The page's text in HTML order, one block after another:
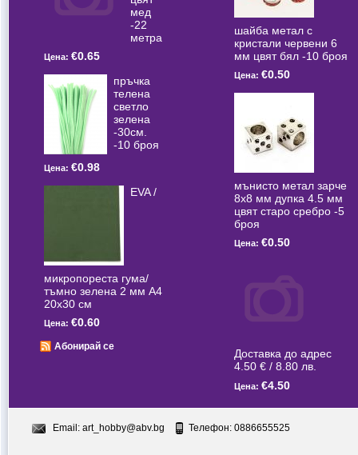
мед
-22
метра
Цена: €0.65
пръчка
телена
светлo
зелена
-30см.
-10 броя
Цена: €0.98
EVA /
микропореста гума/
тъмно зелена 2 мм А4
20x30 см
Цена: €0.60
Абонирай се
шайба метал с
кристали червени 6
мм цвят бял -10 броя
Цена: €0.50
мънисто метал зарче
8x8 мм дупка 4.5 мм
цвят старо сребро -5
броя
Цена: €0.50
Доставка до адрес
4.50 € / 8.80 лв.
Цена: €4.50
Email: art_hobby@abv.bg Телефон: 0886655525